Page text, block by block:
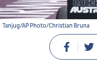
Tanjug/AP Photo/Christian Bruna